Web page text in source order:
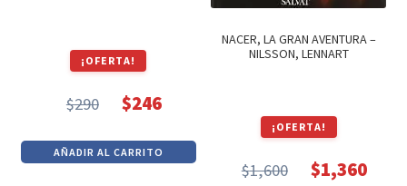
¡OFERTA!
$290
precio
original
$246
precio
actual
AÑADIR AL CARRITO
NACER, LA GRAN AVENTURA –
NILSSON, LENNART
¡OFERTA!
$1,600 $1,360